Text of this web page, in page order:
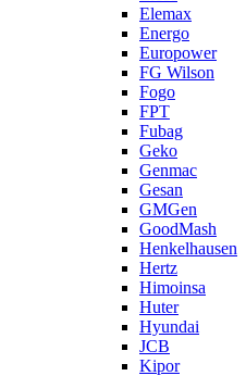
Elemax
Energo
Europower
FG Wilson
Fogo
FPT
Fubag
Geko
Genmac
Gesan
GMGen
GoodMash
Henkelhausen
Hertz
Himoinsa
Huter
Hyundai
JCB
Kipor